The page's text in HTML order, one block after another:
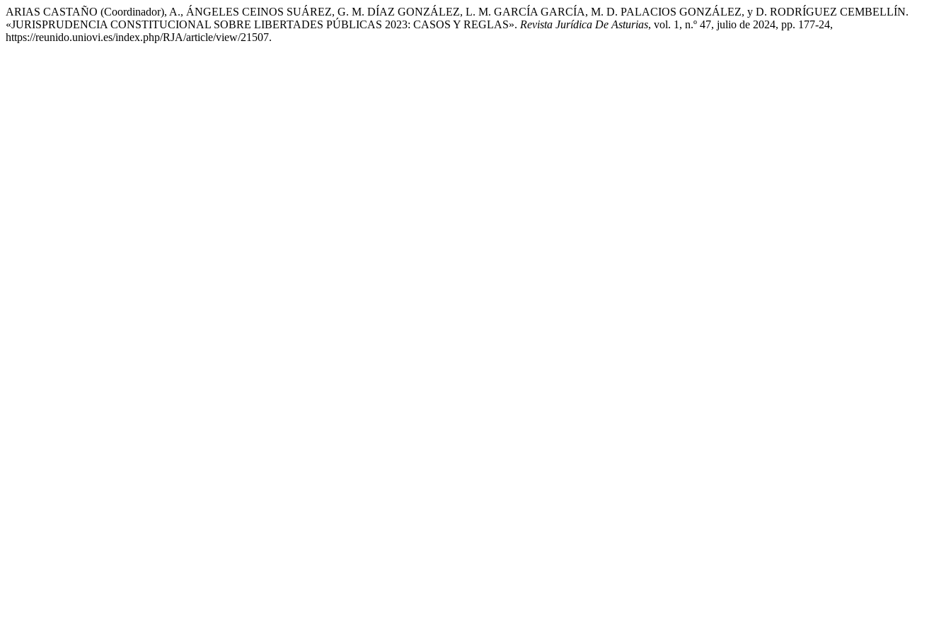
ARIAS CASTAÑO (Coordinador), A., ÁNGELES CEINOS SUÁREZ, G. M. DÍAZ GONZÁLEZ, L. M. GARCÍA GARCÍA, M. D. PALACIOS GONZÁLEZ, y D. RODRÍGUEZ CEMBELLÍN.
«JURISPRUDENCIA CONSTITUCIONAL SOBRE LIBERTADES PÚBLICAS 2023: CASOS Y REGLAS». Revista Jurídica De Asturias, vol. 1, n.º 47, julio de 2024, pp. 177-24,
https://reunido.uniovi.es/index.php/RJA/article/view/21507.